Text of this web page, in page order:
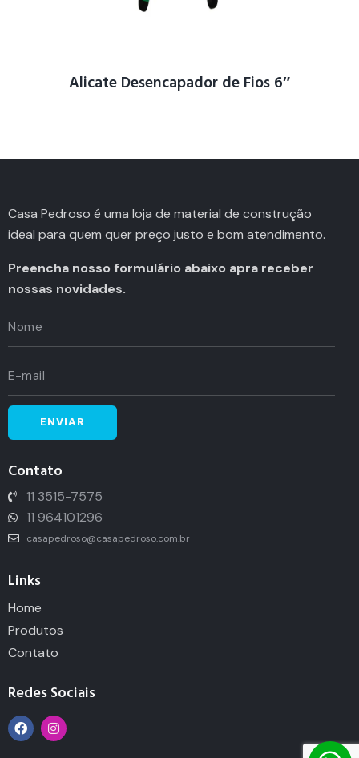
Alicate Desencapador de Fios 6″
Casa Pedroso é uma loja de material de construção
ideal para quem quer preço justo e bom atendimento.
Preencha nosso formulário abaixo apra receber
nossas novidades.
Contato
11 3515-7575
11 964101296
casapedroso@casapedroso.com.br
Links
Home
Produtos
Contato
Redes Sociais